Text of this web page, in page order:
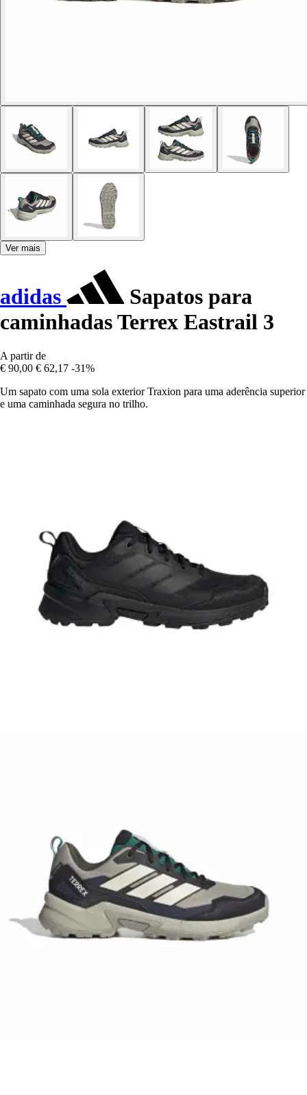
Ver mais
adidas
Sapatos para
caminhadas Terrex Eastrail 3
A partir de
€ 90,00 € 62,17 -31%
Um sapato com uma sola exterior Traxion para uma aderência superior
e uma caminhada segura no trilho.